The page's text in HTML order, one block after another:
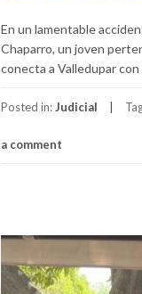
En un lamentable
Chaparro, un joven
conecta a Valledupar con
Posted in:Judicial
a comment